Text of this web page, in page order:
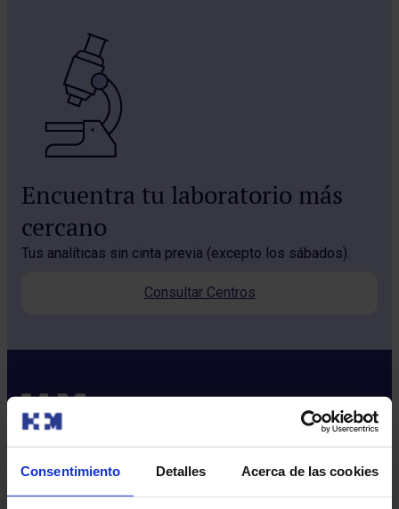
Consentimiento Detalles Acerca de las cookies
Encuentra tu laboratorio más
cercano
Tus analíticas sin cinta previa (excepto los sábados).
Consultar Centros